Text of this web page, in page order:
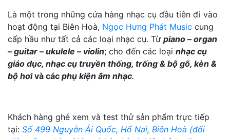
Là một trong những cửa hàng nhạc cụ đầu tiên đi vào
hoạt động tại Biên Hoà, Ngọc Hưng Phát Music cung
cấp hầu như tất cả các loại nhạc cụ. Từ piano – organ
– guitar – ukulele – violin; cho đến các loại nhạc cụ
giáo dục, nhạc cụ truyền thống, trống & bộ gõ, kèn &
bộ hơivà các phụ kiện âm nhạc.
Khách hàng ghé xem và test thử sản phẩm trực tiếp
tại: Số 499 Nguyễn Ái Quốc, Hố Nai, Biên Hoà (đối